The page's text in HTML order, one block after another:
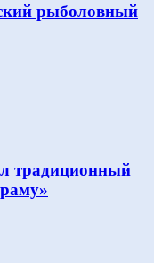
рыболовный
традиционный